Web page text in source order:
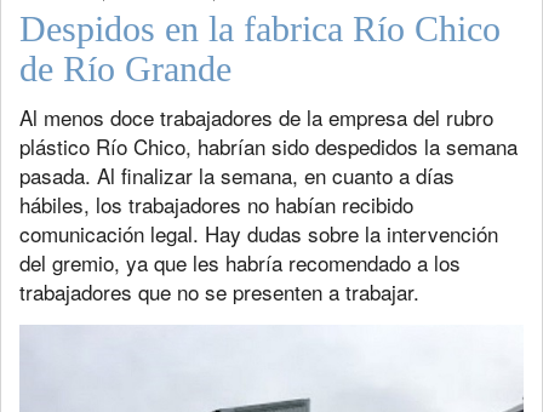
Despidos en la fabrica Río Chico
de Río Grande
Al menos doce trabajadores de la empresa del rubro
plástico Río Chico, habrían sido despedidos la semana
pasada. Al finalizar la semana, en cuanto a días
hábiles, los trabajadores no habían recibido
comunicación legal. Hay dudas sobre la intervención
del gremio, ya que les habría recomendado a los
trabajadores que no se presenten a trabajar.